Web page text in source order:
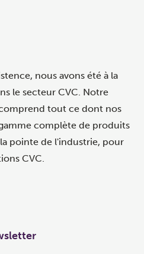
nous avons été à la
le secteur CVC. Notre
tout ce dont nos
complète de produits
pointe de l'industrie, pour
CVC.